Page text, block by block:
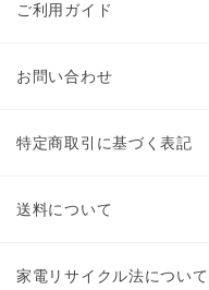
ご利用ガイド
お問い合わせ
特定商取引に基づく表記
送料について
家電リサイクル法について